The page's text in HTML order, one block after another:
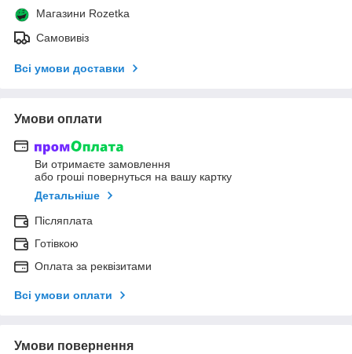
Магазини Rozetka
Самовивіз
Всі умови доставки
Умови оплати
Ви отримаєте замовлення
або гроші повернуться на вашу картку
Детальніше
Післяплата
Готівкою
Оплата за реквізитами
Всі умови оплати
Умови повернення